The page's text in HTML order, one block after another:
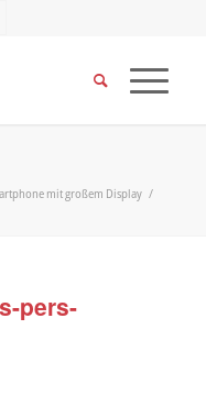
mit großem Display /
pers-